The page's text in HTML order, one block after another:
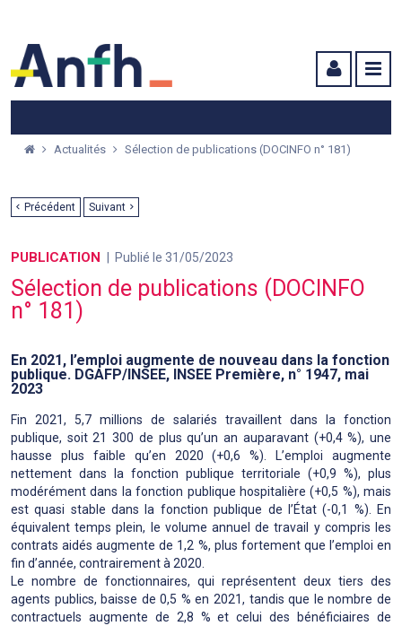
Actualités Sélection de publications (DOCINFO n° 181)
Précédent Suivant
PUBLICATION Publié le 31/05/2023
Sélection de publications (DOCINFO
n° 181)
En 2021, l’emploi augmente de nouveau dans la fonction
publique. DGAFP/INSEE, INSEE Première, n° 1947, mai
2023
Fin 2021, 5,7 millions de salariés travaillent dans la fonction
publique, soit 21 300 de plus qu’un an auparavant (+0,4 %), une
hausse plus faible qu’en 2020 (+0,6 %). L’emploi augmente
nettement dans la fonction publique territoriale (+0,9 %), plus
modérément dans la fonction publique hospitalière (+0,5 %), mais
est quasi stable dans la fonction publique de l’État (-0,1 %). En
équivalent temps plein, le volume annuel de travail y compris les
contrats aidés augmente de 1,2 %, plus fortement que l’emploi en
fin d’année, contrairement à 2020.
Le nombre de fonctionnaires, qui représentent deux tiers des
agents publics, baisse de 0,5 % en 2021, tandis que le nombre de
contractuels augmente de 2,8 % et celui des bénéficiaires de